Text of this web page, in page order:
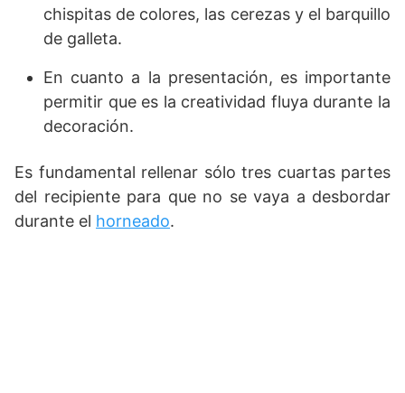
chispitas de colores, las cerezas y el barquillo
de galleta.
En cuanto a la presentación, es importante
permitir que es la creatividad fluya durante la
decoración.
Es fundamental rellenar sólo tres cuartas partes
del recipiente para que no se vaya a desbordar
durante el horneado.